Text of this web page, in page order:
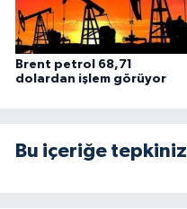
Brent petrol 68,71
dolardan işlem görüyor
Bu içeriğe tepkiniz